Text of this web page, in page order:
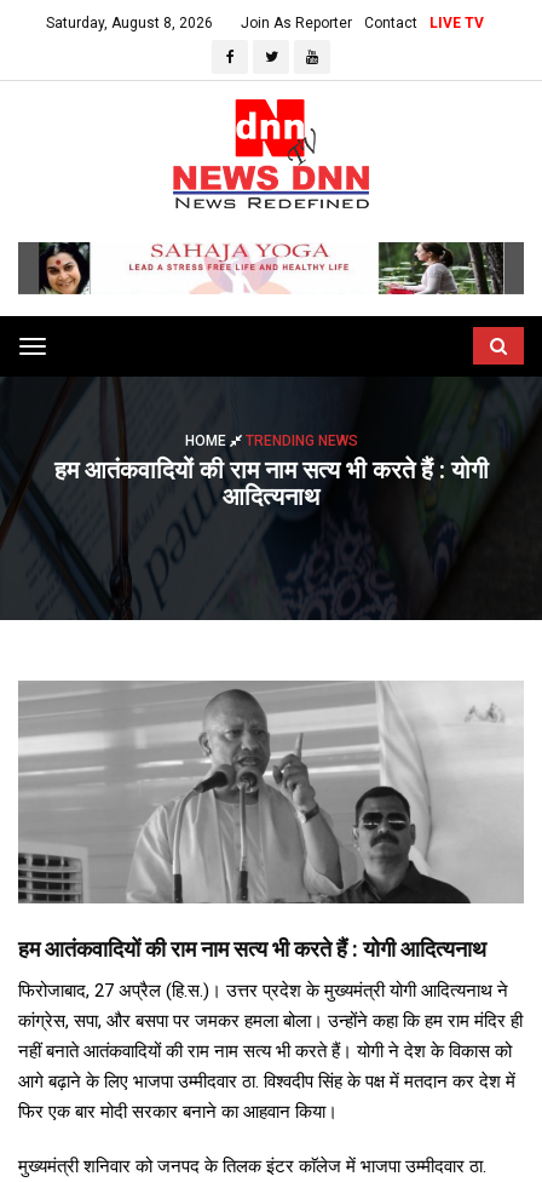
Saturday, August 8, 2026 Join As Reporter Contact LIVE TV
Toggle
navigation
HOME TRENDING NEWS
हम आतंकवादियों की राम नाम सत्य भी करते हैं : योगी
आदित्यनाथ
हम आतंकवादियों की राम नाम सत्य भी करते हैं : योगी आदित्यनाथ
फिरोजाबाद, 27 अप्रैल (हि.स.)। उत्तर प्रदेश के मुख्यमंत्री योगी आदित्यनाथ ने
कांग्रेस, सपा, और बसपा पर जमकर हमला बोला। उन्होंने कहा कि हम राम मंदिर ही
नहीं बनाते आतंकवादियों की राम नाम सत्य भी करते हैं। योगी ने देश के विकास को
आगे बढ़ाने के लिए भाजपा उम्मीदवार ठा. विश्वदीप सिंह के पक्ष में मतदान कर देश में
फिर एक बार मोदी सरकार बनाने का आहवान किया।
मुख्यमंत्री शनिवार को जनपद के तिलक इंटर काॅलेज में भाजपा उम्मीदवार ठा.